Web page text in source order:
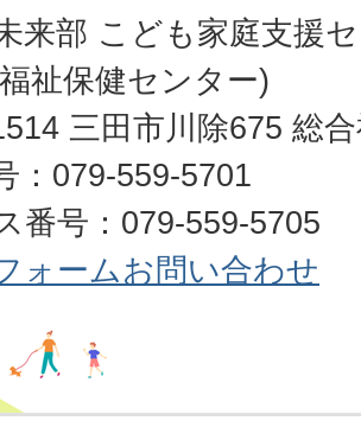
来部 こども家庭支援
祉保健センター)
三田市川除675 総
：079-559-5701
番号：079-559-5705
ォームお問い合わせ